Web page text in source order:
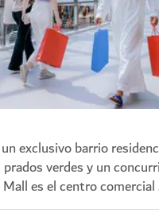
exclusivo barrio
verdes y un
es el centro comercial